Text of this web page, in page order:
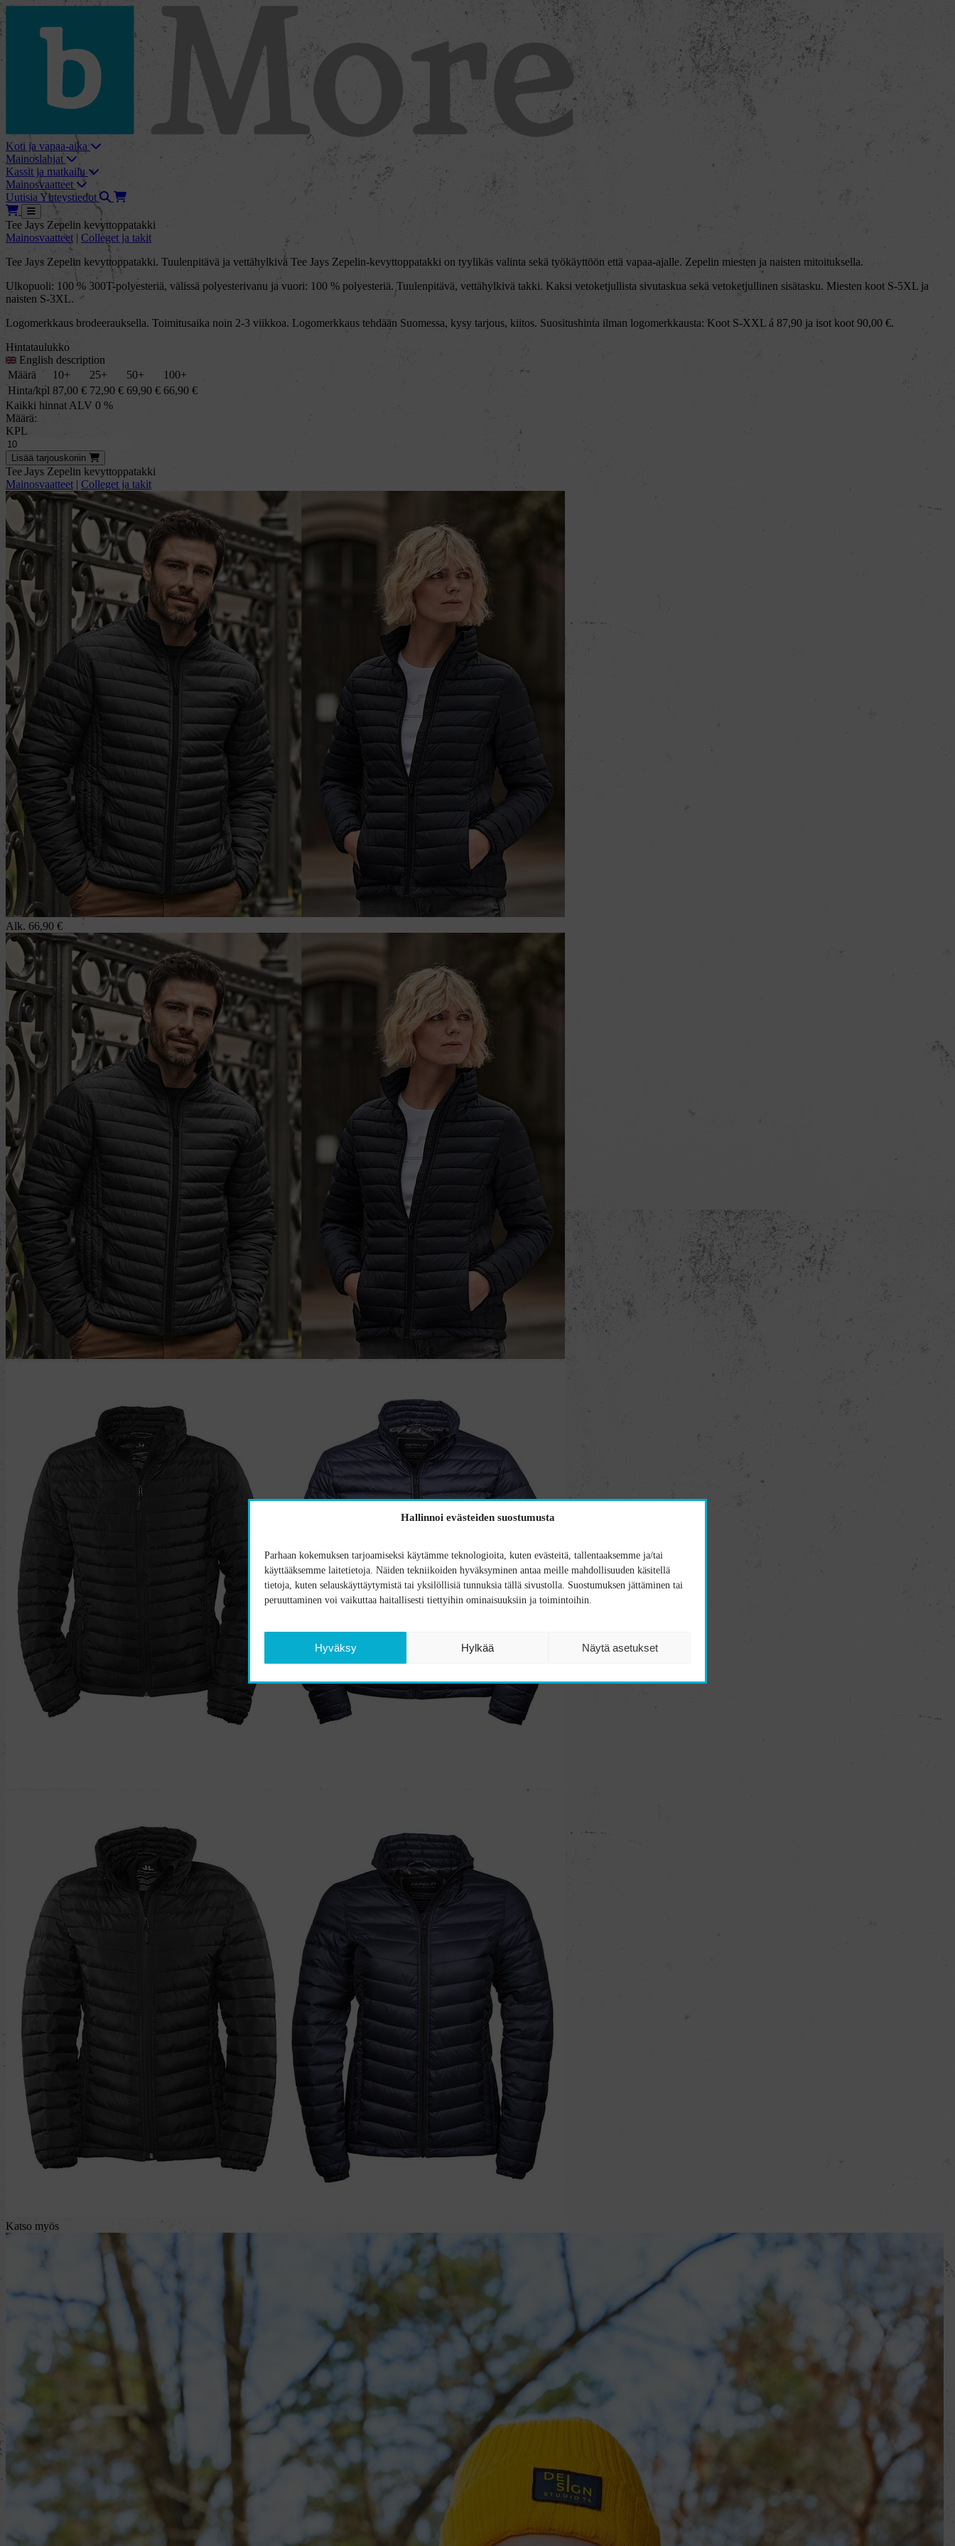
Hallinnoi evästeiden suostumusta
Parhaan kokemuksen tarjoamiseksi käytämme teknologioita, kuten evästeitä, tallentaaksemme ja/tai
käyttääksemme laitetietoja. Näiden tekniikoiden hyväksyminen antaa meille mahdollisuuden käsitellä
tietoja, kuten selauskäyttäytymistä tai yksilöllisiä tunnuksia tällä sivustolla. Suostumuksen jättäminen tai
peruuttaminen voi vaikuttaa haitallisesti tiettyihin ominaisuuksiin ja toimintoihin.
Hyväksy Hylkää Näytä asetukset
skip_to_content
bMore
Koti ja vapaa-aika
Mainoslahjat
Kassit ja matkailu
Mainosvaatteet
Uutisia Yhteystiedot HakuTarjouskori
Tarjouskori
Avaa
Tee Jays Zepelin kevyttoppatakki
Mainosvaatteet | Colleget ja takit
Tee Jays Zepelin kevyttoppatakki. Tuulenpitävä ja vettähylkivä Tee Jays Zepelin-kevyttoppatakki on tyylikäs valinta sekä työkäyttöön että vapaa-ajalle. Zepelin miesten ja naisten mitoituksella.
Ulkopuoli: 100 % 300T-polyesteriä, välissä polyesterivanu ja vuori: 100 % polyesteriä. Tuulenpitävä, vettähylkivä takki. Kaksi vetoketjullista sivutaskua sekä vetoketjullinen sisätasku. Miesten koot S-5XL ja
naisten S-3XL.
Logomerkkaus brodeerauksella. Toimitusaika noin 2-3 viikkoa. Logomerkkaus tehdään Suomessa, kysy tarjous, kiitos. Suositushinta ilman logomerkkausta: Koot S-XXL á 87,90 ja isot koot 90,00 €.
Hintataulukko
English description
Määrä
10+ 25+ 50+
100+
Hinta/kpl 87,00 € 72,90 € 69,90 € 66,90 €
Kaikki hinnat ALV 0 %
Määrä:
KPL
Lisää tarjous koriin
Tee Jays Zepelin kevyttoppatakki
Mainosvaatteet | Colleget ja takit
Alk. 66,90 €
Katso myös